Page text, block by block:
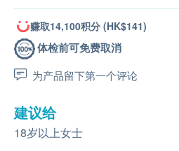
赚取14,100积分 (HK$141)
体检前可免费取消
为产品留下第一个评论
建议给
18岁以上女士